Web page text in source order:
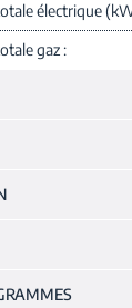
électrique
gaz